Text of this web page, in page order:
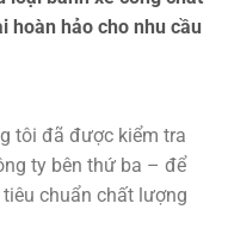
hoàn hảo cho nhu cầu
tôi đã được kiểm tra
ty bên thứ ba – để
chuẩn chất lượng